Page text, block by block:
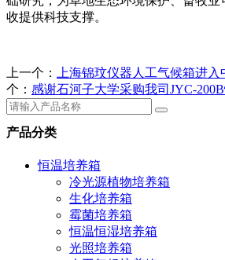
收提供科技支撑。
上一个： 上海锦玟仪器人工气候箱进
个： 感谢石河子大学采购我司JYC-
产品分类
恒温培养箱
冷光源植物培养箱
生化培养箱
霉菌培养箱
恒温恒湿培养箱
光照培养箱